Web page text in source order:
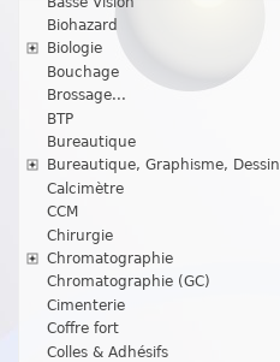
Biohazard
Biologie
Bouchage
Brossage...
BTP
Bureautique
Bureautique, Graphisme, Dessin
Calcimètre
CCM
Chirurgie
Chromatographie
Chromatographie (GC)
Cimenterie
Coffre fort
Colles & Adhésifs